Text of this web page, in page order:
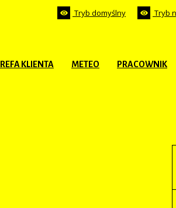
Tryb domyślny Tryb
KLIENTA METEO PRACOWNIK